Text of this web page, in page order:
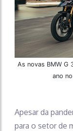
As novas BMW G
ano
Apesar da
para o setor de